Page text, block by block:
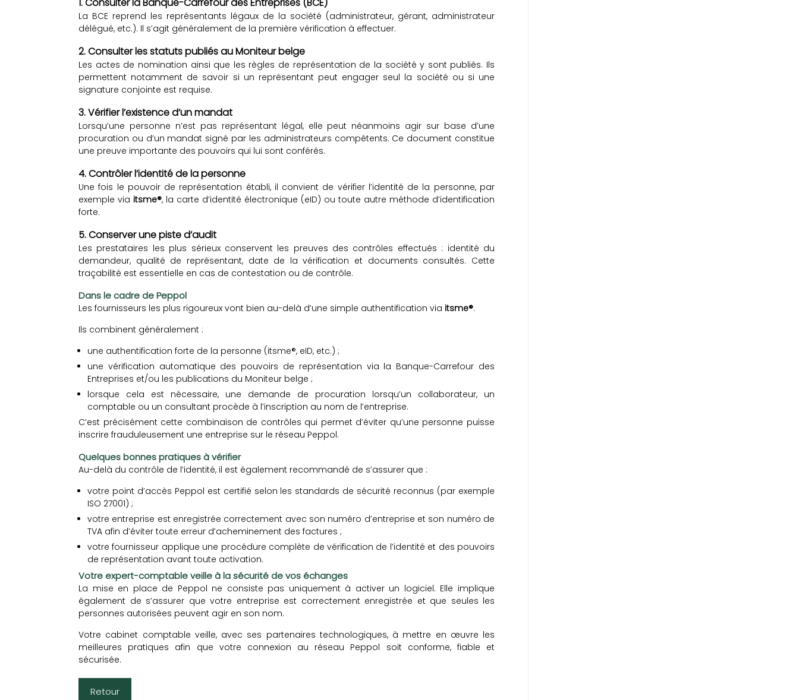
La BCE reprend les représentants légaux de la société (administrateur, gérant, administrateur
délégué, etc.). Il s’agit généralement de la première vérification à effectuer.
2. Consulter les statuts publiés au Moniteur belge
Les actes de nomination ainsi que les règles de représentation de la société y sont publiés. Ils
permettent notamment de savoir si un représentant peut engager seul la société ou si une
signature conjointe est requise.
3. Vérifier l’existence d’un mandat
Lorsqu’une personne n’est pas représentant légal, elle peut néanmoins agir sur base d’une
procuration ou d’un mandat signé par les administrateurs compétents. Ce document constitue
une preuve importante des pouvoirs qui lui sont conférés.
4. Contrôler l’identité de la personne
Une fois le pouvoir de représentation établi, il convient de vérifier l’identité de la personne, par
exemple via itsme®, la carte d’identité électronique (eID) ou toute autre méthode d’identification
forte.
5. Conserver une piste d’audit
Les prestataires les plus sérieux conservent les preuves des contrôles effectués : identité du
demandeur, qualité de représentant, date de la vérification et documents consultés. Cette
traçabilité est essentielle en cas de contestation ou de contrôle.
Dans le cadre de Peppol
Les fournisseurs les plus rigoureux vont bien au-delà d’une simple authentification via itsme®.
Ils combinent généralement :
une authentification forte de la personne (itsme®, eID, etc.) ;
une vérification automatique des pouvoirs de représentation via la Banque-Carrefour des
Entreprises et/ou les publications du Moniteur belge ;
lorsque cela est nécessaire, une demande de procuration lorsqu’un collaborateur, un
comptable ou un consultant procède à l’inscription au nom de l’entreprise.
C’est précisément cette combinaison de contrôles qui permet d’éviter qu’une personne puisse
inscrire frauduleusement une entreprise sur le réseau Peppol.
Quelques bonnes pratiques à vérifier
Au-delà du contrôle de l’identité, il est également recommandé de s’assurer que :
votre point d’accès Peppol est certifié selon les standards de sécurité reconnus (par exemple
ISO 27001) ;
votre entreprise est enregistrée correctement avec son numéro d’entreprise et son numéro de
TVA afin d’éviter toute erreur d’acheminement des factures ;
votre fournisseur applique une procédure complète de vérification de l’identité et des pouvoirs
de représentation avant toute activation.
Votre expert-comptable veille à la sécurité de vos échanges
La mise en place de Peppol ne consiste pas uniquement à activer un logiciel. Elle implique
également de s’assurer que votre entreprise est correctement enregistrée et que seules les
personnes autorisées peuvent agir en son nom.
Votre cabinet comptable veille, avec ses partenaires technologiques, à mettre en œuvre les
meilleures pratiques afin que votre connexion au réseau Peppol soit conforme, fiable et
sécurisée.
Retour